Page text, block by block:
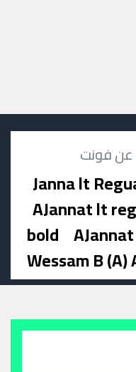
Janna lt
AJannat lt
bold
Wessam B